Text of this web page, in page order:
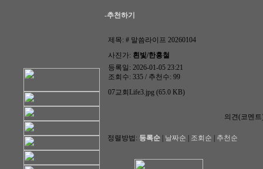
-추천하기
제목: # 말씀라이프 20260104
사진가: 흰빛/한홍철
등록일: 2026-01-05 23:21
조회수: 335 / 추천수: 99
07교회Life3.jpg (65.0 KB)
의견(코멘
정렬방법: 등록순 날짜순 조회순 추천순